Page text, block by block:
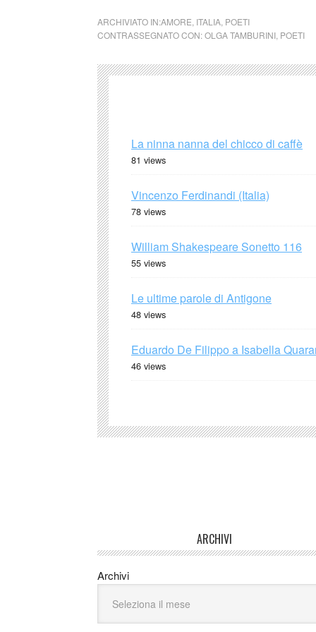
ARCHIVIATO IN:AMORE ITALIA POETI
CONTRASSEGNATO CON:OLGA TAMBURINI POETI
La ninna nanna del chicco di caffè
81 views
Vincenzo Ferdinandi (Italia)
78 views
William Shakespeare Sonetto 116
55 views
Le ultime parole di Antigone
48 views
Eduardo De Filippo a Isabella
46 views
ARCHIVI
Archivi